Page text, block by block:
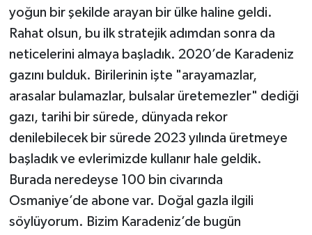
yoğun bir şekilde arayan bir ülke haline geldi.
Rahat olsun, bu ilk stratejik adımdan sonra da
neticelerini almaya başladık. 2020’de Karadeniz
gazını bulduk. Birilerinin işte "arayamazlar,
arasalar bulamazlar, bulsalar üretemezler" dediği
gazı, tarihi bir sürede, dünyada rekor
denilebilecek bir sürede 2023 yılında üretmeye
başladık ve evlerimizde kullanır hale geldik.
Burada neredeyse 100 bin civarında
Osmaniye’de abone var. Doğal gazla ilgili
söylüyorum. Bizim Karadeniz’de bugün